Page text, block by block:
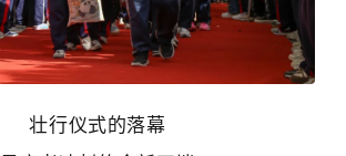
壮行仪式的落幕